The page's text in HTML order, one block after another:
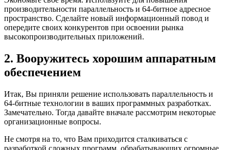
производительности параллельность и 64-битное адресное
пространство. Сделайте новый информационный повод и
опередите своих конкурентов при освоении рынка
высокопроизводительных приложений.
2. Вооружитесь хорошим аппаратным
обеспечением
Итак, Вы приняли решение использовать параллельность и
64-битные технологии в ваших программных разработках.
Замечательно. Тогда давайте вначале рассмотрим некоторые
организационные вопросы.
Не смотря на то, что Вам приходится сталкиваться с
разработкой сложных программ, обрабатывающих огромные